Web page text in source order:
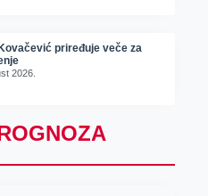
priređuje veče za
2026.